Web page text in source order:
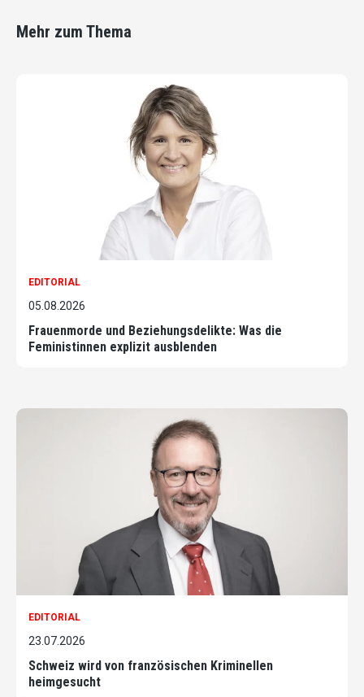
Mehr zum Thema
EDITORIAL
05.08.2026
Frauenmorde und Beziehungsdelikte: Was die
Feministinnen explizit ausblenden
EDITORIAL
23.07.2026
Schweiz wird von französischen Kriminellen
heimgesucht